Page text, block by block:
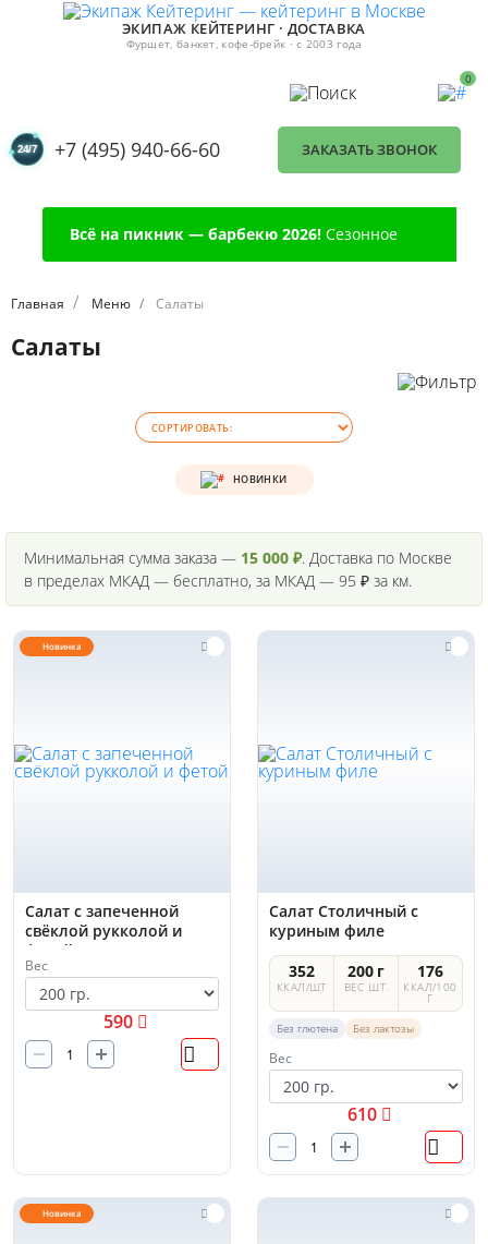
ЭКИПАЖ КЕЙТЕРИНГ · ДОСТАВКА
Фуршет, банкет, кофе-брейк · с 2003 года
0
+7 (495) 940-66-60 ЗАКАЗАТЬ ЗВОНОК
Всё на пикник — барбекю 2026! Сезонное
Главная Меню Салаты
Салаты
НОВИНКИ
Минимальная сумма заказа — 15 000 ₽. Доставка по Москве
в пределах МКАД — бесплатно, за МКАД — 95 ₽ за км.
Новинка
Салат с запеченной
свёклой рукколой и
фетой
Вес
590
Салат Столичный с
куриным филе
352
ККАЛ/ШТ
200 г
ВЕС ШТ.
176
ККАЛ/100
Г
Без глютена Без лактозы
Вес
610
Новинка